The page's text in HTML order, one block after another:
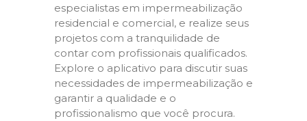
especialistas em impermeabilização
residencial e comercial, e realize seus
projetos com a tranquilidade de
contar com profissionais qualificados.
Explore o aplicativo para discutir suas
necessidades de impermeabilização e
garantir a qualidade e o
profissionalismo que você procura.